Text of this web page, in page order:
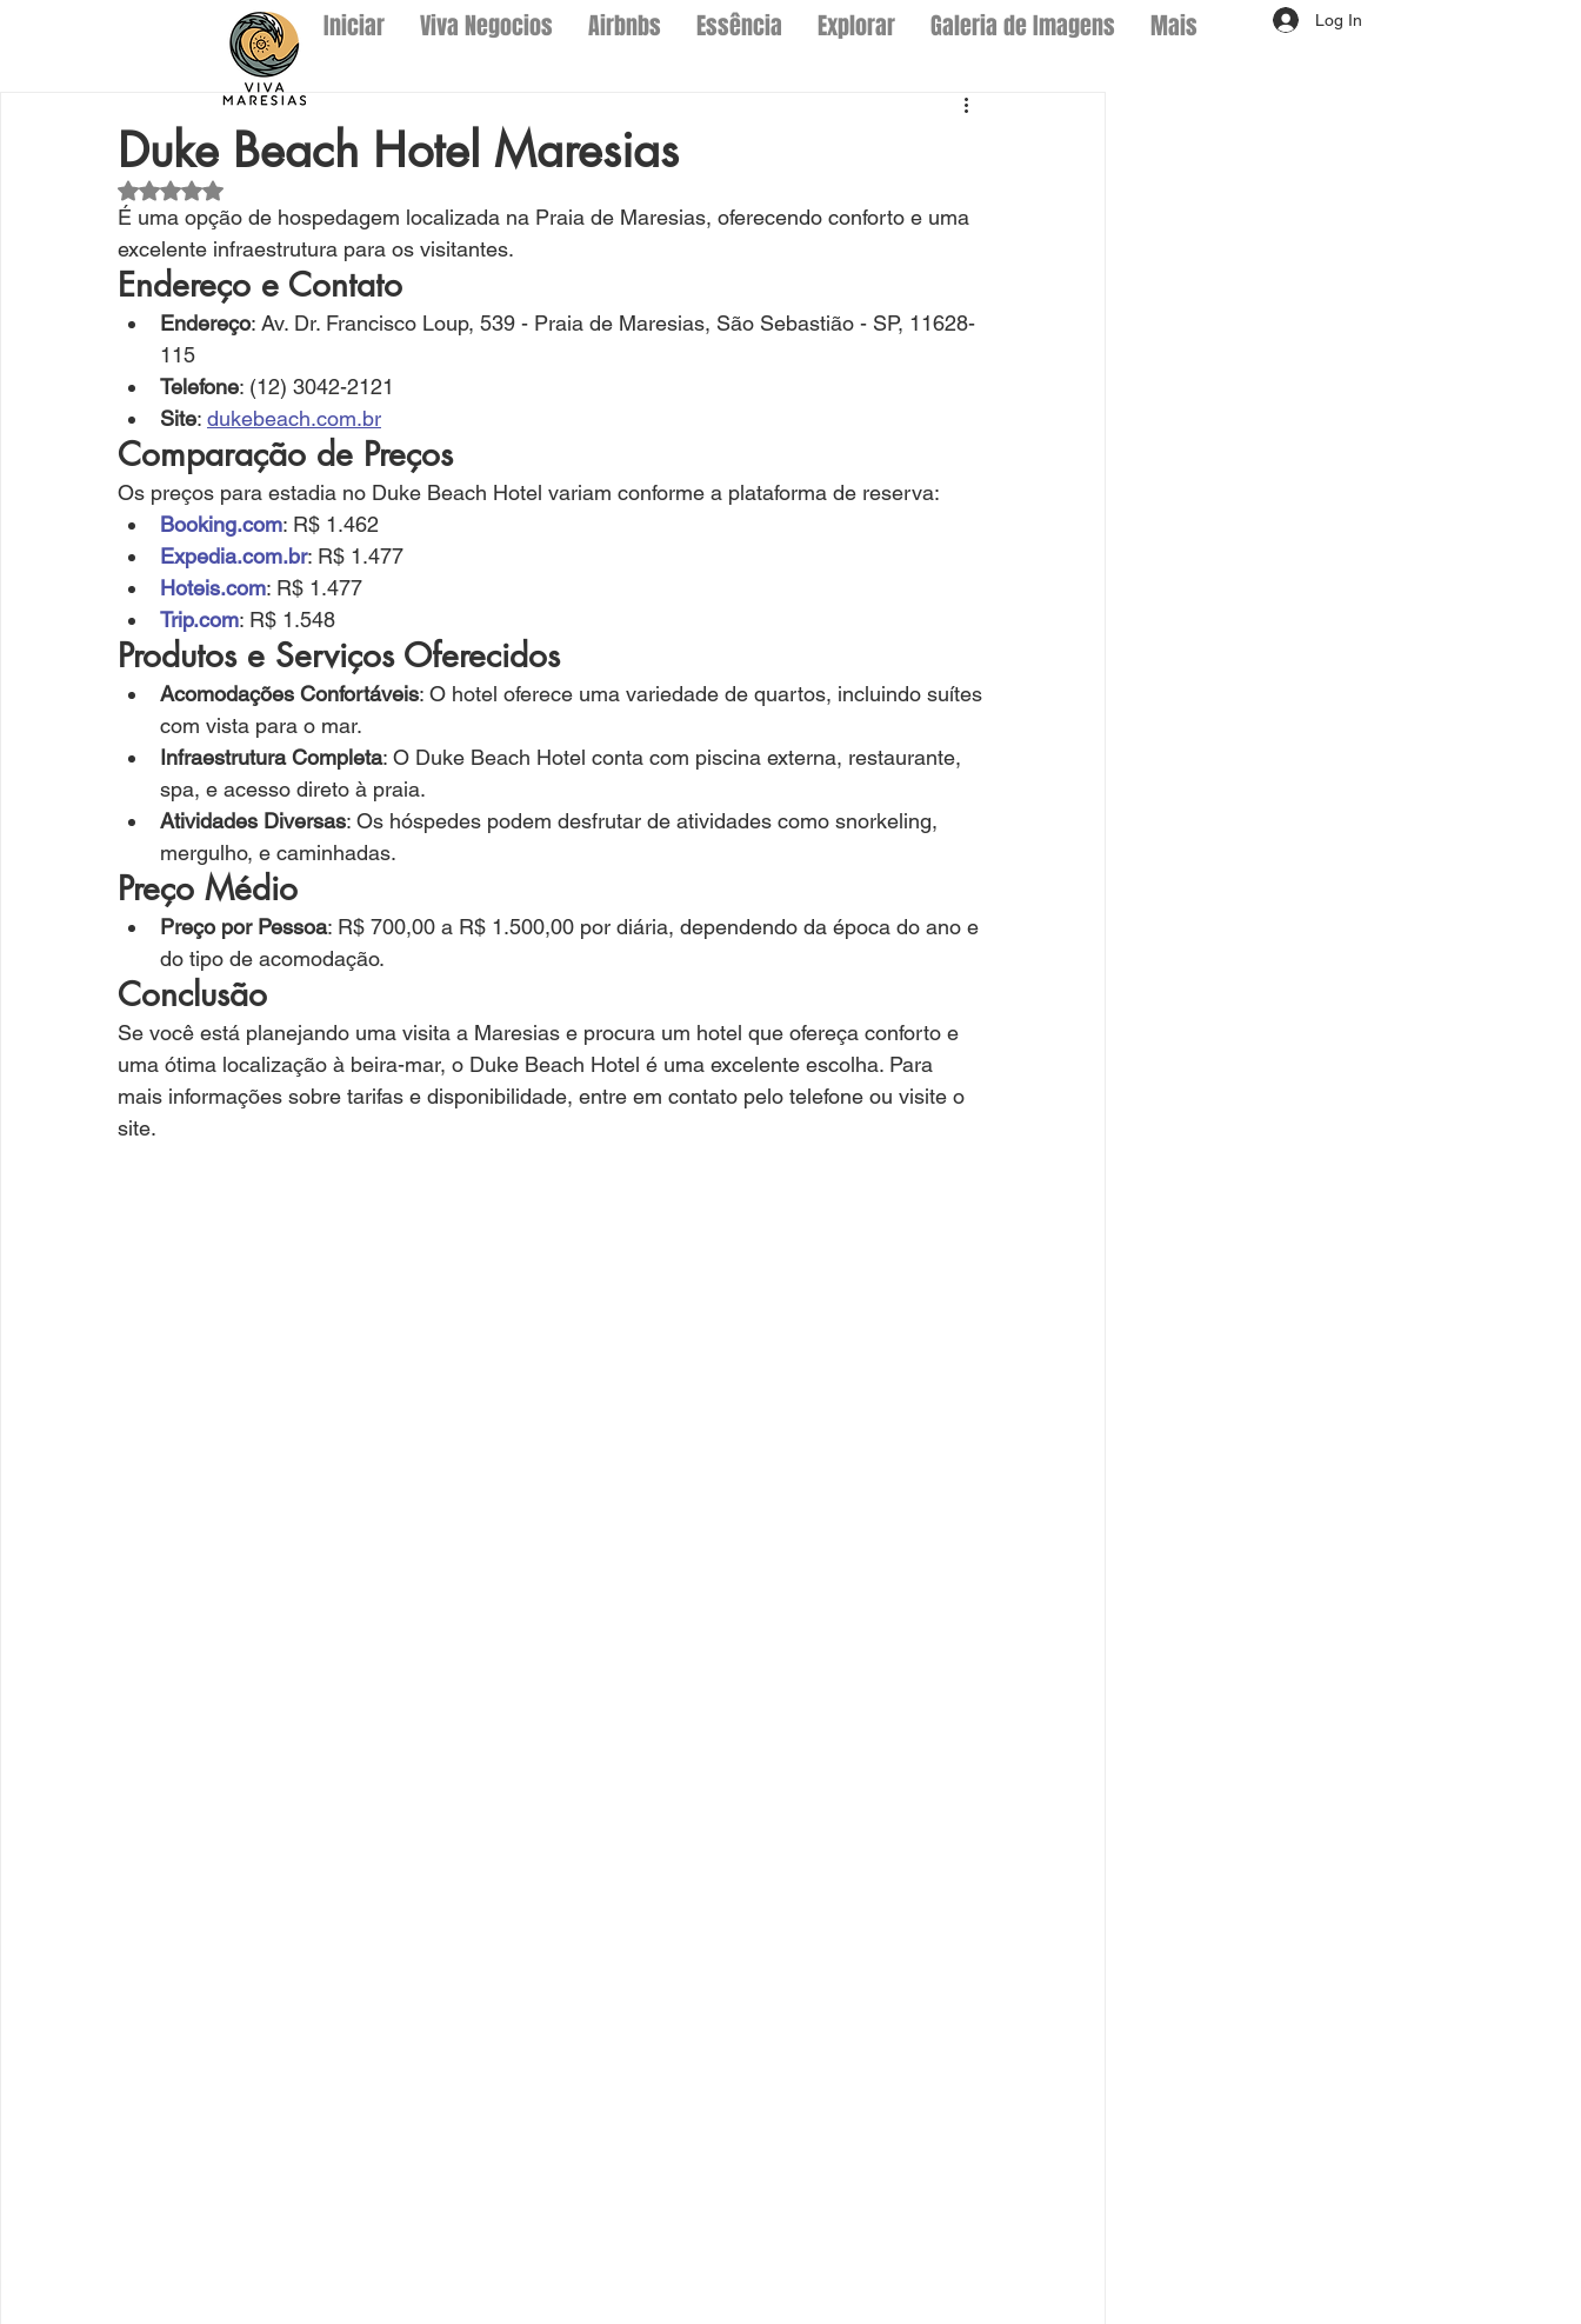
Iniciar Viva Negocios Airbnbs Essência Explorar Galeria de Imagens Mais Log In
Duke Beach Hotel Maresias
Avaliado com NaN de 5 estrelas.
É uma opção de hospedagem localizada na Praia de Maresias, oferecendo conforto e uma
excelente infraestrutura para os visitantes.
Endereço e Contato
Endereço: Av. Dr. Francisco Loup, 539 - Praia de Maresias, São Sebastião - SP, 11628-
115
Telefone: (12) 3042-2121
Site: dukebeach.com.br
Comparação de Preços
Os preços para estadia no Duke Beach Hotel variam conforme a plataforma de reserva:
Booking.com: R$ 1.462
Expedia.com.br: R$ 1.477
Hoteis.com: R$ 1.477
Trip.com: R$ 1.548
Produtos e Serviços Oferecidos
Acomodações Confortáveis: O hotel oferece uma variedade de quartos, incluindo suítes
com vista para o mar.
Infraestrutura Completa: O Duke Beach Hotel conta com piscina externa, restaurante,
spa, e acesso direto à praia.
Atividades Diversas: Os hóspedes podem desfrutar de atividades como snorkeling,
mergulho, e caminhadas.
Preço Médio
Preço por Pessoa: R$ 700,00 a R$ 1.500,00 por diária, dependendo da época do ano e
do tipo de acomodação.
Conclusão
Se você está planejando uma visita a Maresias e procura um hotel que ofereça conforto e
uma ótima localização à beira-mar, o Duke Beach Hotel é uma excelente escolha. Para
mais informações sobre tarifas e disponibilidade, entre em contato pelo telefone ou visite o
site.